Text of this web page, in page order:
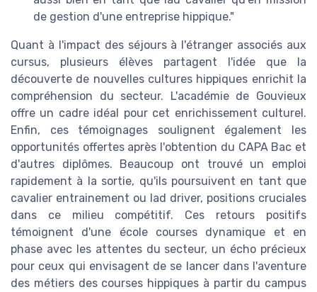
de gestion d'une entreprise hippique."
Quant à l'impact des séjours à l'étranger associés aux
cursus, plusieurs élèves partagent l'idée que la
découverte de nouvelles cultures hippiques enrichit la
compréhension du secteur. L'académie de Gouvieux
offre un cadre idéal pour cet enrichissement culturel.
Enfin, ces témoignages soulignent également les
opportunités offertes après l'obtention du CAPA Bac et
d'autres diplômes. Beaucoup ont trouvé un emploi
rapidement à la sortie, qu'ils poursuivent en tant que
cavalier entrainement ou lad driver, positions cruciales
dans ce milieu compétitif. Ces retours positifs
témoignent d'une école courses dynamique et en
phase avec les attentes du secteur, un écho précieux
pour ceux qui envisagent de se lancer dans l'aventure
des métiers des courses hippiques à partir du campus